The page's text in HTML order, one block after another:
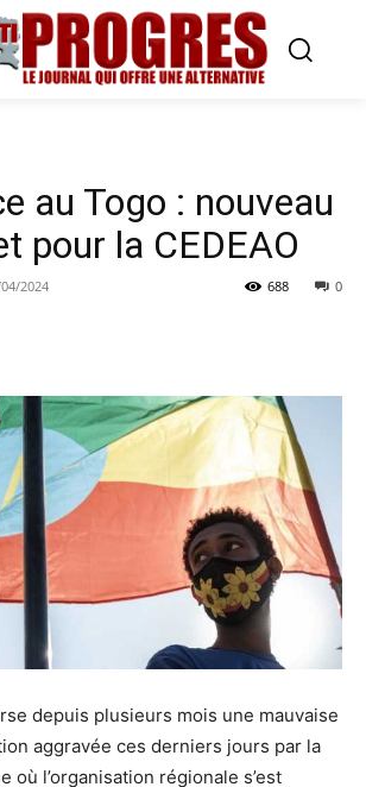
au Togo : nouveau
pour la CEDEAO
2024 0
688
depuis plusieurs mois une mauvaise
aggravée ces derniers jours par la
où l’organisation régionale s’est